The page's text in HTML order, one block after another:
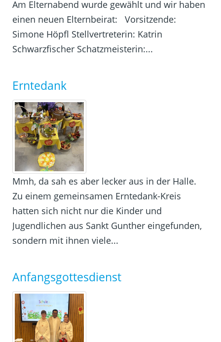
Am Elternabend wurde gewählt und wir haben
einen neuen Elternbeirat: Vorsitzende:
Simone Höpfl Stellvertreterin: Katrin
Schwarzfischer Schatzmeisterin:...
Erntedank
Mmh, da sah es aber lecker aus in der Halle.
Zu einem gemeinsamen Erntedank-Kreis
hatten sich nicht nur die Kinder und
Jugendlichen aus Sankt Gunther eingefunden,
sondern mit ihnen viele...
Anfangsgottesdienst